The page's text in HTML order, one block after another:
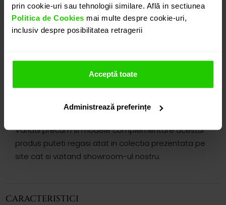
prin cookie-uri sau tehnologii similare. Află in sectiunea
Politica de Cookies mai multe despre cookie-uri,
inclusiv despre posibilitatea retragerii
Acceptă toate
Administrează preferințe
PROGRAMEAZĂ O ÎNTÂLNIRE
Inelul CASIANI LUCE realizat din aur de 18k cu citrin
avand taietura caboson este o bijuterie simpla si
Variatii precum si modele complementare acestui
produs puteti regasi atat in colectia prezentata pe
site cat si vizitand showroom-ul nostru.
CARACTERISTICI